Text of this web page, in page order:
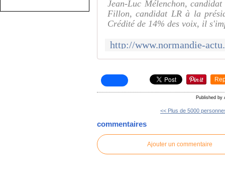
Jean-Luc Mélenchon,
Fillon, candidat LR à la
Crédité de 14% des voix, il
Published by
<< Plus de 5000
commentaires
Ajouter un commentaire